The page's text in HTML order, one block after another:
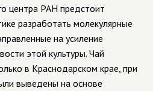
центра РАН предстоит
разработать молекулярные
на усиление
этой культуры. Чай
в Краснодарском крае, при
выведены на основе